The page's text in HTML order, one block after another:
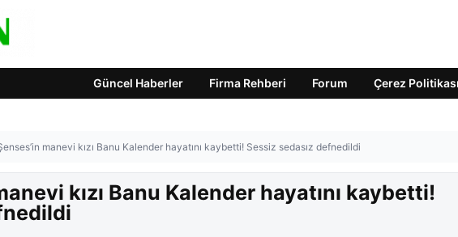
Güncel Haberler Firma Rehberi Forum Çerez Politikası
manevi kızı Banu Kalender hayatını kaybetti! Sessiz sedasız defnedildi
kızı Banu Kalender hayatını kaybetti!